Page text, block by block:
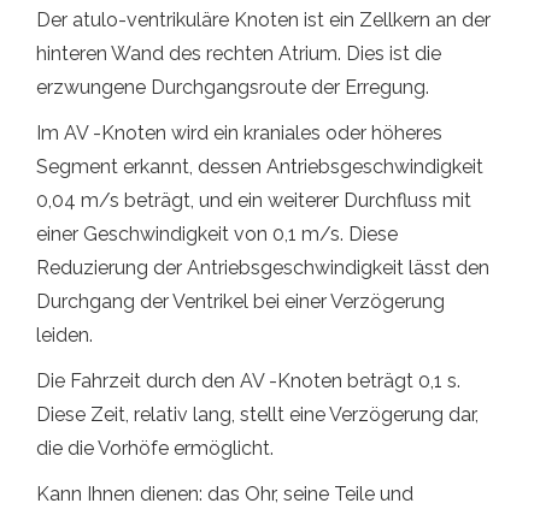
Der atulo-ventrikuläre Knoten ist ein Zellkern an der
hinteren Wand des rechten Atrium. Dies ist die
erzwungene Durchgangsroute der Erregung.
Im AV -Knoten wird ein kraniales oder höheres
Segment erkannt, dessen Antriebsgeschwindigkeit
0,04 m/s beträgt, und ein weiterer Durchfluss mit
einer Geschwindigkeit von 0,1 m/s. Diese
Reduzierung der Antriebsgeschwindigkeit lässt den
Durchgang der Ventrikel bei einer Verzögerung
leiden.
Die Fahrzeit durch den AV -Knoten beträgt 0,1 s.
Diese Zeit, relativ lang, stellt eine Verzögerung dar,
die die Vorhöfe ermöglicht.
Kann Ihnen dienen: das Ohr, seine Teile und